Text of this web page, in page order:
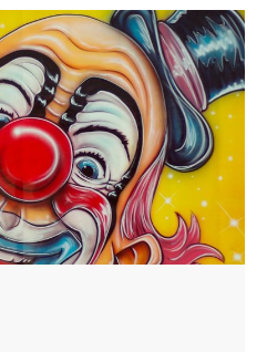
les clowns et autres